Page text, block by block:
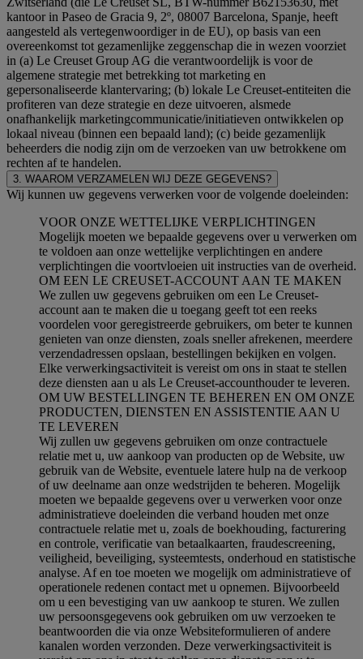
kantoor in Paseo de Gracia 9, 2º, 08007 Barcelona, Spanje, heeft
aangesteld als vertegenwoordiger in de EU), op basis van een
overeenkomst tot gezamenlijke zeggenschap die in wezen voorziet
in (a) Le Creuset Group AG die verantwoordelijk is voor de
algemene strategie met betrekking tot marketing en
gepersonaliseerde klantervaring; (b) lokale Le Creuset-entiteiten die
profiteren van deze strategie en deze uitvoeren, alsmede
onafhankelijk marketingcommunicatie/initiatieven ontwikkelen op
lokaal niveau (binnen een bepaald land); (c) beide gezamenlijk
beheerders die nodig zijn om de verzoeken van uw betrokkene om
rechten af te handelen.
3. WAAROM VERZAMELEN WIJ DEZE GEGEVENS?
Wij kunnen uw gegevens verwerken voor de volgende doeleinden:
VOOR ONZE WETTELIJKE VERPLICHTINGEN
Mogelijk moeten we bepaalde gegevens over u verwerken om
te voldoen aan onze wettelijke verplichtingen en andere
verplichtingen die voortvloeien uit instructies van de overheid.
OM EEN LE CREUSET-ACCOUNT AAN TE MAKEN
We zullen uw gegevens gebruiken om een Le Creuset-
account aan te maken die u toegang geeft tot een reeks
voordelen voor geregistreerde gebruikers, om beter te kunnen
genieten van onze diensten, zoals sneller afrekenen, meerdere
verzendadressen opslaan, bestellingen bekijken en volgen.
Elke verwerkingsactiviteit is vereist om ons in staat te stellen
deze diensten aan u als Le Creuset-accounthouder te leveren.
OM UW BESTELLINGEN TE BEHEREN EN OM ONZE
PRODUCTEN, DIENSTEN EN ASSISTENTIE AAN U
TE LEVEREN
Wij zullen uw gegevens gebruiken om onze contractuele
relatie met u, uw aankoop van producten op de Website, uw
gebruik van de Website, eventuele latere hulp na de verkoop
of uw deelname aan onze wedstrijden te beheren. Mogelijk
moeten we bepaalde gegevens over u verwerken voor onze
administratieve doeleinden die verband houden met onze
contractuele relatie met u, zoals de boekhouding, facturering
en controle, verificatie van betaalkaarten, fraudescreening,
veiligheid, beveiliging, systeemtests, onderhoud en statistische
analyse. Af en toe moeten we mogelijk om administratieve of
operationele redenen contact met u opnemen. Bijvoorbeeld
om u een bevestiging van uw aankoop te sturen. We zullen
uw persoonsgegevens ook gebruiken om uw verzoeken te
beantwoorden die via onze Websiteformulieren of andere
kanalen worden verzonden. Deze verwerkingsactiviteit is